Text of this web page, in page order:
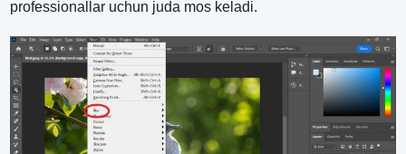
professionallar uchun juda mos keladi.